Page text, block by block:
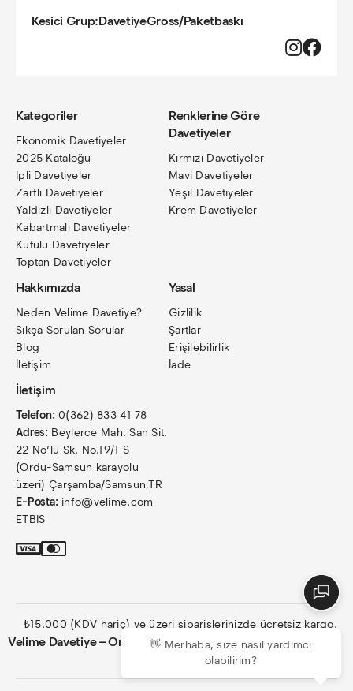
Kesici Grup:DavetiyeGross/Paketbaskı
Kategoriler
Ekonomik Davetiyeler
2025 Kataloğu
İpli Davetiyeler
Zarflı Davetiyeler
Yaldızlı Davetiyeler
Kabartmalı Davetiyeler
Kutulu Davetiyeler
Toptan Davetiyeler
Renklerine Göre
Davetiyeler
Kırmızı Davetiyeler
Mavi Davetiyeler
Yeşil Davetiyeler
Krem Davetiyeler
Hakkımızda
Neden Velime Davetiye?
Sıkça Sorulan Sorular
Blog
İletişim
Yasal
Gizlilik
Şartlar
Erişilebilirlik
İade
İletişim
Telefon: 0(362) 833 41 78
Adres: Beylerce Mah. San Sit.
22 No’lu Sk. No.19/1 S
(Ordu-Samsun karayolu
üzeri) Çarşamba/Samsun,TR
E-Posta: info@velime.com
ETBİS
Velime Davetiye – Online Toptan Davetiye
₺15.000 (KDV hariç) ve üzeri siparişlerinizde ücretsiz kargo.
👋 Merhaba, size nasıl yardımcı
olabilirim?